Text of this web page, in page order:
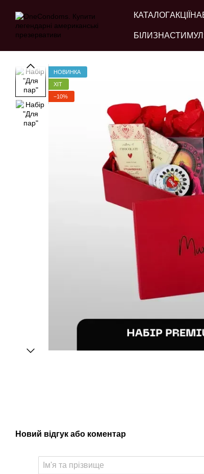
КАТАЛОГАКЦІЇ
БІЛИЗНА
НОВИНКА
ХІТ
−10%
Новий відгук або коментар